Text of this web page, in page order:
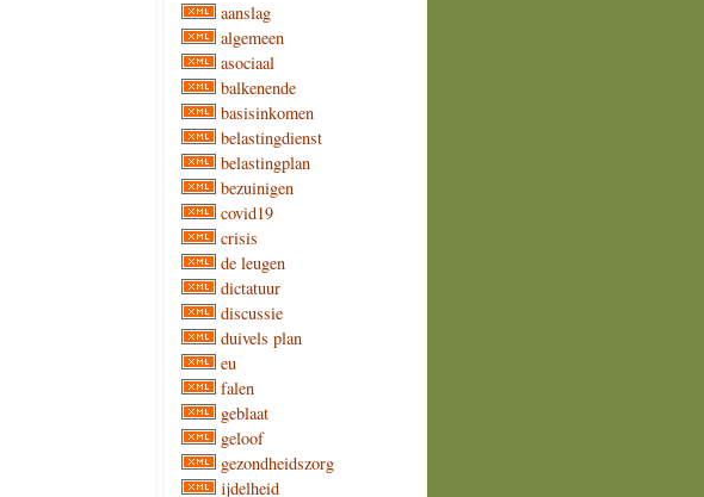
aanslag
algemeen
asociaal
balkenende
basisinkomen
belastingdienst
belastingplan
bezuinigen
covid19
crisis
de leugen
dictatuur
discussie
duivels plan
eu
falen
geblaat
geloof
gezondheidszorg
ijdelheid